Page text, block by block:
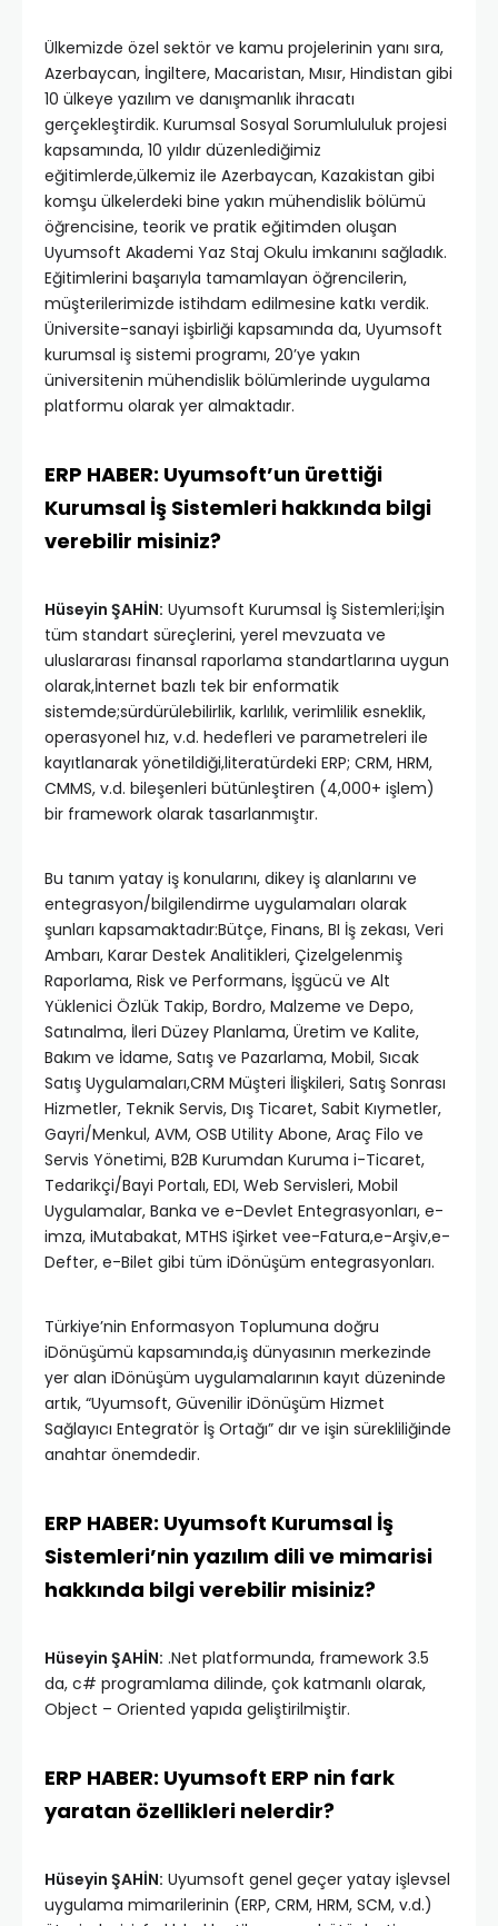
Ülkemizde özel sektör ve kamu projelerinin yanı sıra,
Azerbaycan, İngiltere, Macaristan, Mısır, Hindistan gibi
10 ülkeye yazılım ve danışmanlık ihracatı
gerçekleştirdik. Kurumsal Sosyal Sorumlululuk projesi
kapsamında, 10 yıldır düzenlediğimiz
eğitimlerde,ülkemiz ile Azerbaycan, Kazakistan gibi
komşu ülkelerdeki bine yakın mühendislik bölümü
öğrencisine, teorik ve pratik eğitimden oluşan
Uyumsoft Akademi Yaz Staj Okulu imkanını sağladık.
Eğitimlerini başarıyla tamamlayan öğrencilerin,
müşterilerimizde istihdam edilmesine katkı verdik.
Üniversite-sanayi işbirliği kapsamında da, Uyumsoft
kurumsal iş sistemi programı, 20’ye yakın
üniversitenin mühendislik bölümlerinde uygulama
platformu olarak yer almaktadır.
ERP HABER: Uyumsoft’un ürettiği
Kurumsal İş Sistemleri hakkında bilgi
verebilir misiniz?
Hüseyin ŞAHİN: Uyumsoft Kurumsal İş Sistemleri;İşin
tüm standart süreçlerini, yerel mevzuata ve
uluslararası finansal raporlama standartlarına uygun
olarak,İnternet bazlı tek bir enformatik
sistemde;sürdürülebilirlik, karlılık, verimlilik esneklik,
operasyonel hız, v.d. hedefleri ve parametreleri ile
kayıtlanarak yönetildiği,literatürdeki ERP; CRM, HRM,
CMMS, v.d. bileşenleri bütünleştiren (4,000+ işlem)
bir framework olarak tasarlanmıştır.
Bu tanım yatay iş konularını, dikey iş alanlarını ve
entegrasyon/bilgilendirme uygulamaları olarak
şunları kapsamaktadır:Bütçe, Finans, BI İş zekası, Veri
Ambarı, Karar Destek Analitikleri, Çizelgelenmiş
Raporlama, Risk ve Performans, İşgücü ve Alt
Yüklenici Özlük Takip, Bordro, Malzeme ve Depo,
Satınalma, İleri Düzey Planlama, Üretim ve Kalite,
Bakım ve İdame, Satış ve Pazarlama, Mobil, Sıcak
Satış Uygulamaları,CRM Müşteri İlişkileri, Satış Sonrası
Hizmetler, Teknik Servis, Dış Ticaret, Sabit Kıymetler,
Gayri/Menkul, AVM, OSB Utility Abone, Araç Filo ve
Servis Yönetimi, B2B Kurumdan Kuruma i-Ticaret,
Tedarikçi/Bayi Portalı, EDI, Web Servisleri, Mobil
Uygulamalar, Banka ve e-Devlet Entegrasyonları, e-
imza, iMutabakat, MTHS iŞirket vee-Fatura,e-Arşiv,e-
Defter, e-Bilet gibi tüm iDönüşüm entegrasyonları.
Türkiye’nin Enformasyon Toplumuna doğru
iDönüşümü kapsamında,iş dünyasının merkezinde
yer alan iDönüşüm uygulamalarının kayıt düzeninde
artık, “Uyumsoft, Güvenilir iDönüşüm Hizmet
Sağlayıcı Entegratör İş Ortağı” dır ve işin sürekliliğinde
anahtar önemdedir.
ERP HABER: Uyumsoft Kurumsal İş
Sistemleri’nin yazılım dili ve mimarisi
hakkında bilgi verebilir misiniz?
Hüseyin ŞAHİN: .Net platformunda, framework 3.5
da, c# programlama dilinde, çok katmanlı olarak,
Object – Oriented yapıda geliştirilmiştir.
ERP HABER: Uyumsoft ERP nin fark
yaratan özellikleri nelerdir?
Hüseyin ŞAHİN: Uyumsoft genel geçer yatay işlevsel
uygulama mimarilerinin (ERP, CRM, HRM, SCM, v.d.)